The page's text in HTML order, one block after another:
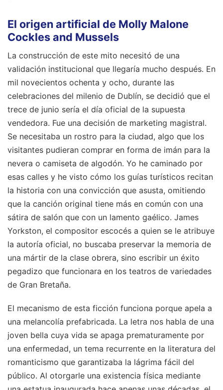
El origen artificial de Molly Malone
Cockles and Mussels
La construcción de este mito necesitó de una
validación institucional que llegaría mucho después. En
mil novecientos ochenta y ocho, durante las
celebraciones del milenio de Dublín, se decidió que el
trece de junio sería el día oficial de la supuesta
vendedora. Fue una decisión de marketing magistral.
Se necesitaba un rostro para la ciudad, algo que los
visitantes pudieran comprar en forma de imán para la
nevera o camiseta de algodón. Yo he caminado por
esas calles y he visto cómo los guías turísticos recitan
la historia con una convicción que asusta, omitiendo
que la canción original tiene más en común con una
sátira de salón que con un lamento gaélico. James
Yorkston, el compositor escocés a quien se le atribuye
la autoría oficial, no buscaba preservar la memoria de
una mártir de la clase obrera, sino escribir un éxito
pegadizo que funcionara en los teatros de variedades
de Gran Bretaña.
El mecanismo de esta ficción funciona porque apela a
una melancolía prefabricada. La letra nos habla de una
joven bella cuya vida se apaga prematuramente por
una enfermedad, un tema recurrente en la literatura del
romanticismo que garantizaba la lágrima fácil del
público. Al otorgarle una existencia física mediante